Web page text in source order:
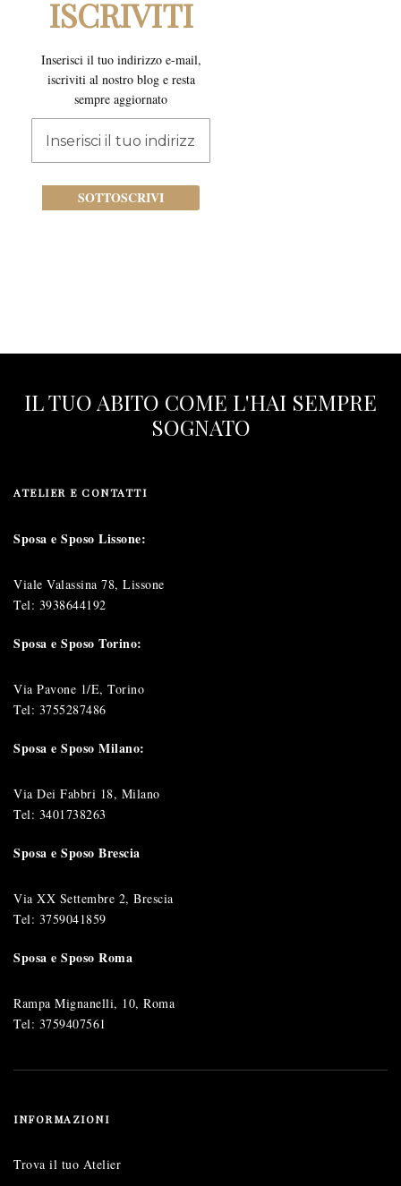
ISCRIVITI
Inserisci il tuo indirizzo e-mail,
iscriviti al nostro blog e resta
sempre aggiornato
alla
nostra
newsletter:
SOTTOSCRIVI
IL TUO ABITO COME L'HAI SEMPRE
SOGNATO
ATELIER E CONTATTI
Sposa e Sposo Lissone:
Viale Valassina 78, Lissone
Tel: 3938644192
Sposa e Sposo Torino:
Via Pavone 1/E, Torino
Tel: 3755287486
Sposa e Sposo Milano:
Via Dei Fabbri 18, Milano
Tel: 3401738263
Sposa e Sposo Brescia
Via XX Settembre 2, Brescia
Tel: 3759041859
Sposa e Sposo Roma
Rampa Mignanelli, 10, Roma
Tel: 3759407561
INFORMAZIONI
Trova il tuo Atelier